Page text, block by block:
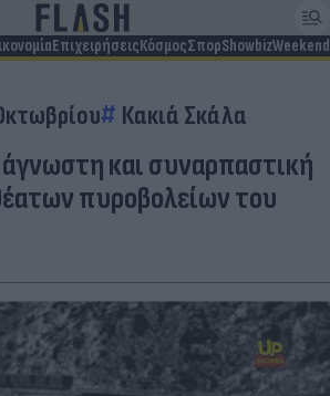
ΕπιχειρήσειςΚόσμοςΣπορShowbizWeekend
Κακιά Σκάλα
και συναρπαστική
πυροβολείων του